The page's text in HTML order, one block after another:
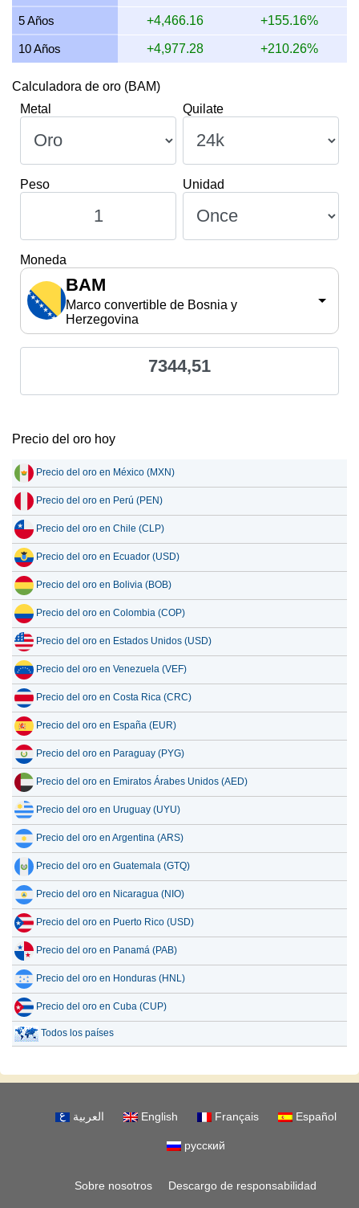
5 Años +4,466.16 +155.16%
10 Años +4,977.28 +210.26%
Calculadora de oro (BAM)
Metal
Quilate
Peso Unidad
Moneda
BAM
Marco convertible de Bosnia y
Herzegovina
7344,51
Precio del oro hoy
Precio del oro en México (MXN)
Precio del oro en Perú (PEN)
Precio del oro en Chile (CLP)
Precio del oro en Ecuador (USD)
Precio del oro en Bolivia (BOB)
Precio del oro en Colombia (COP)
Precio del oro en Estados Unidos (USD)
Precio del oro en Venezuela (VEF)
Precio del oro en Costa Rica (CRC)
Precio del oro en España (EUR)
Precio del oro en Paraguay (PYG)
Precio del oro en Emiratos Árabes Unidos (AED)
Precio del oro en Uruguay (UYU)
Precio del oro en Argentina (ARS)
Precio del oro en Guatemala (GTQ)
Precio del oro en Nicaragua (NIO)
Precio del oro en Puerto Rico (USD)
Precio del oro en Panamá (PAB)
Precio del oro en Honduras (HNL)
Precio del oro en Cuba (CUP)
Todos los países
العربية English Français Español
русский
Sobre nosotros Descargo de responsabilidad